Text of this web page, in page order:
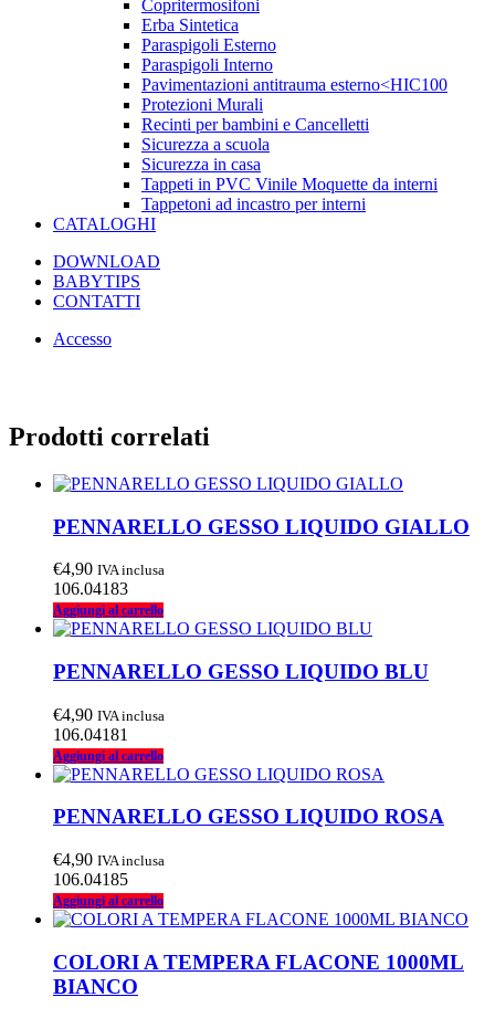
Copritermosifoni
Erba Sintetica
Paraspigoli Esterno
Paraspigoli Interno
Pavimentazioni antitrauma esterno<HIC100
Protezioni Murali
Recinti per bambini e Cancelletti
Sicurezza a scuola
Sicurezza in casa
Tappeti in PVC Vinile Moquette da interni
Tappetoni ad incastro per interni
CATALOGHI
DOWNLOAD
BABYTIPS
CONTATTI
Accesso
Prodotti correlati
PENNARELLO GESSO LIQUIDO GIALLO
€4,90 IVA inclusa
106.04183
Aggiungi al carrello
PENNARELLO GESSO LIQUIDO BLU
€4,90 IVA inclusa
106.04181
Aggiungi al carrello
PENNARELLO GESSO LIQUIDO ROSA
€4,90 IVA inclusa
106.04185
Aggiungi al carrello
COLORI A TEMPERA FLACONE 1000ML
BIANCO